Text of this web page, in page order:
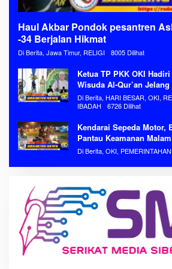
Haul Akbar Pondok pesantren
-34 Berjalan Hikmat
Di Berita, Jawa Timur, RELIGI 8005 Dilihat
Ketua TP PKK OKI
Wisuda Al-Qur’an Jelang
Di Berita, HARI BESAR, OKI,
IBADAH
6726 Dilihat
Kendarai Sepeda Motor,
Pantau Keamanan
Di Berita, OKI,